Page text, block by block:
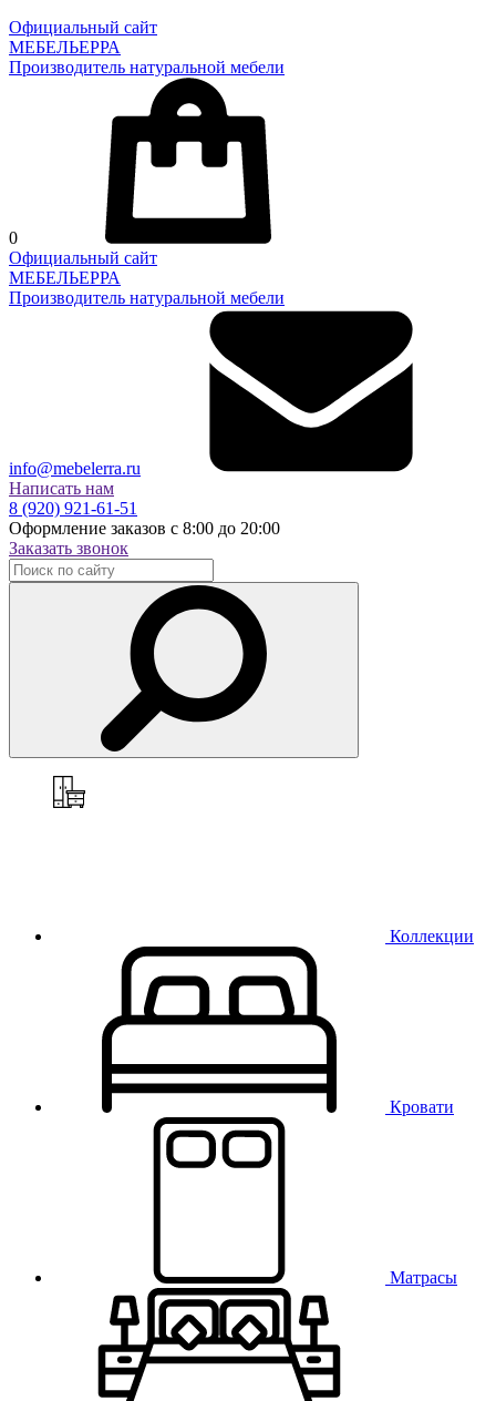
Официальный сайт
МЕБЕЛЬЕРРА
Производитель натуральной мебели
0
Официальный сайт
МЕБЕЛЬЕРРА
Производитель натуральной мебели
info@mebelerra.ru
Написать нам
8 (920) 921-61-51
Оформление заказов с 8:00 до 20:00
Заказать звонок
Коллекции
Кровати
Матрасы